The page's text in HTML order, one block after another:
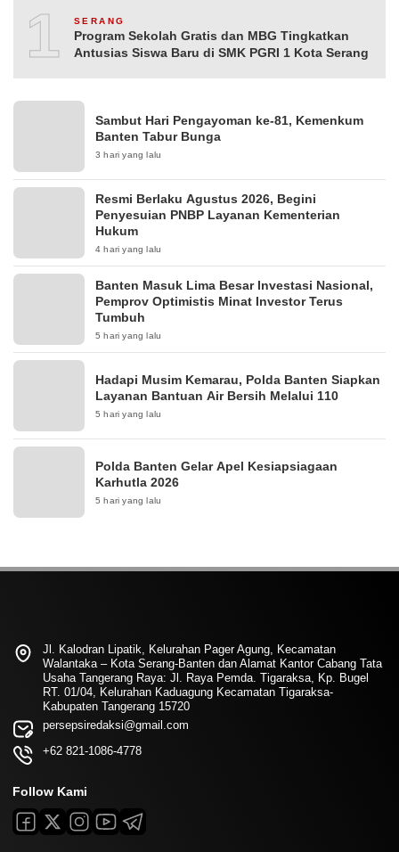
10SERANG
Program Sekolah Gratis dan MBG Tingkatkan
Antusias Siswa Baru di SMK PGRI 1 Kota Serang
Sambut Hari Pengayoman ke-81, Kemenkum
Banten Tabur Bunga
3 hari yang lalu
Resmi Berlaku Agustus 2026, Begini
Penyesuian PNBP Layanan Kementerian
Hukum
4 hari yang lalu
Banten Masuk Lima Besar Investasi Nasional,
Pemprov Optimistis Minat Investor Terus
Tumbuh
5 hari yang lalu
Hadapi Musim Kemarau, Polda Banten Siapkan
Layanan Bantuan Air Bersih Melalui 110
5 hari yang lalu
Polda Banten Gelar Apel Kesiapsiagaan
Karhutla 2026
5 hari yang lalu
Jl. Kalodran Lipatik, Kelurahan Pager Agung, Kecamatan
Walantaka – Kota Serang-Banten dan Alamat Kantor Cabang Tata
Usaha Tangerang Raya: Jl. Raya Pemda. Tigaraksa, Kp. Bugel
RT. 01/04, Kelurahan Kaduagung Kecamatan Tigaraksa-
Kabupaten Tangerang 15720
persepsiredaksi@gmail.com
+62 821-1086-4778
Follow Kami